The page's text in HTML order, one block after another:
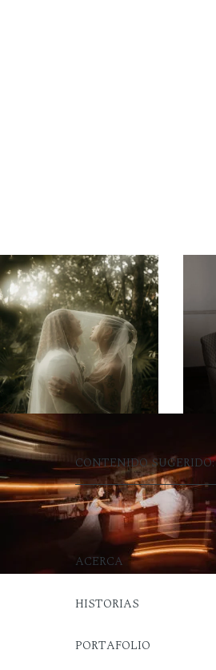
CONTENIDO SUGERIDO:
ACERCA
HISTORIAS
PORTAFOLIO